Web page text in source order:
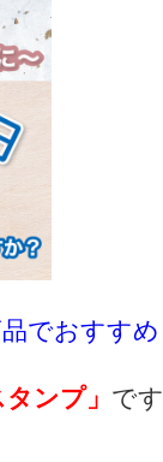
品でおすす
ンプ」 で